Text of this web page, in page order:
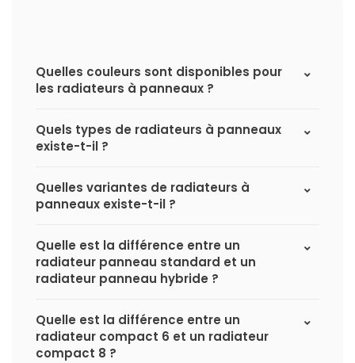
Quelles couleurs sont disponibles pour
les radiateurs à panneaux ?
Quels types de radiateurs à panneaux
existe-t-il ?
Quelles variantes de radiateurs à
panneaux existe-t-il ?
Quelle est la différence entre un
radiateur panneau standard et un
radiateur panneau hybride ?
Quelle est la différence entre un
radiateur compact 6 et un radiateur
compact 8 ?